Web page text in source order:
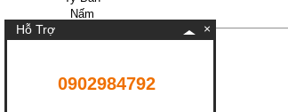
Hỗ Trợ ×
0902984792